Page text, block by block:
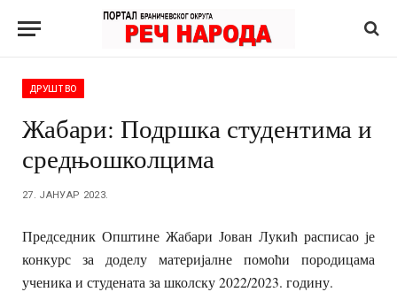
ДРУШТВО
Жабари: Подршка студентима и
средњошколцима
27. ЈАНУАР 2023.
Председник Општине Жабари Јован Лукић расписао је
конкурс за доделу материјалне помоћи породицама
ученика и студената за школску 2022/2023. годину.